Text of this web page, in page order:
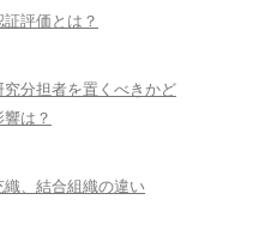
評価とは？
分担者を置くべきかど
は？
、結合組織の違い